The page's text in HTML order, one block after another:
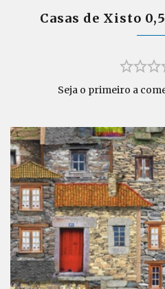
Casas de Xisto
Seja o primeiro a